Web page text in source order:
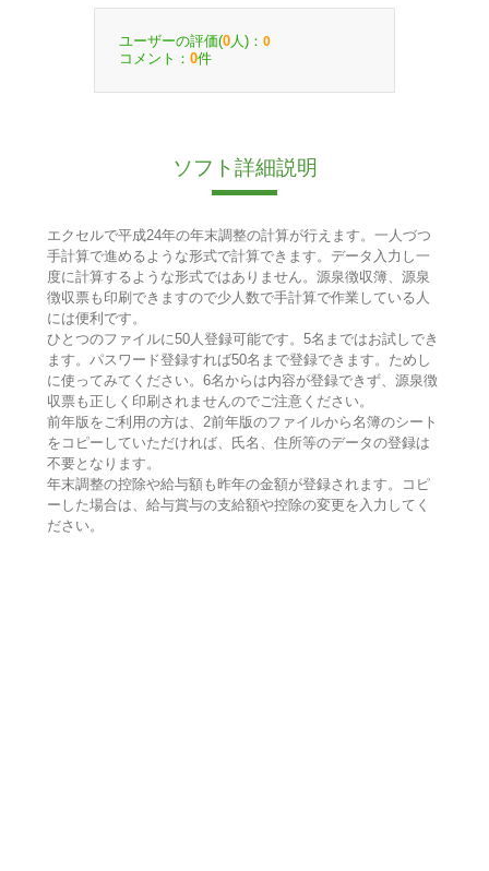
ユーザーの評価(0 人)： 0
コメント： 0件
ソフト詳細説明
エクセルで平成24年の年末調整の計算が行えます。一人づつ
手計算で進めるような形式で計算できます。データ入力し一
度に計算するような形式ではありません。源泉徴収簿、源泉
徴収票も印刷できますので少人数で手計算で作業している人
には便利です。
ひとつのファイルに50人登録可能です。5名まではお試しでき
ます。パスワード登録すれば50名まで登録できます。ためし
に使ってみてください。6名からは内容が登録できず、源泉徴
収票も正しく印刷されませんのでご注意ください。
前年版をご利用の方は、2前年版のファイルから名簿のシート
をコピーしていただければ、氏名、住所等のデータの登録は
不要となります。
年末調整の控除や給与額も昨年の金額が登録されます。コピ
ーした場合は、給与賞与の支給額や控除の変更を入力してく
ださい。